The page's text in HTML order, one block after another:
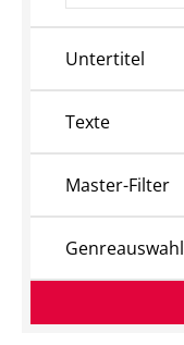
Untertitel
Texte
Master-Filter
Genreauswahl